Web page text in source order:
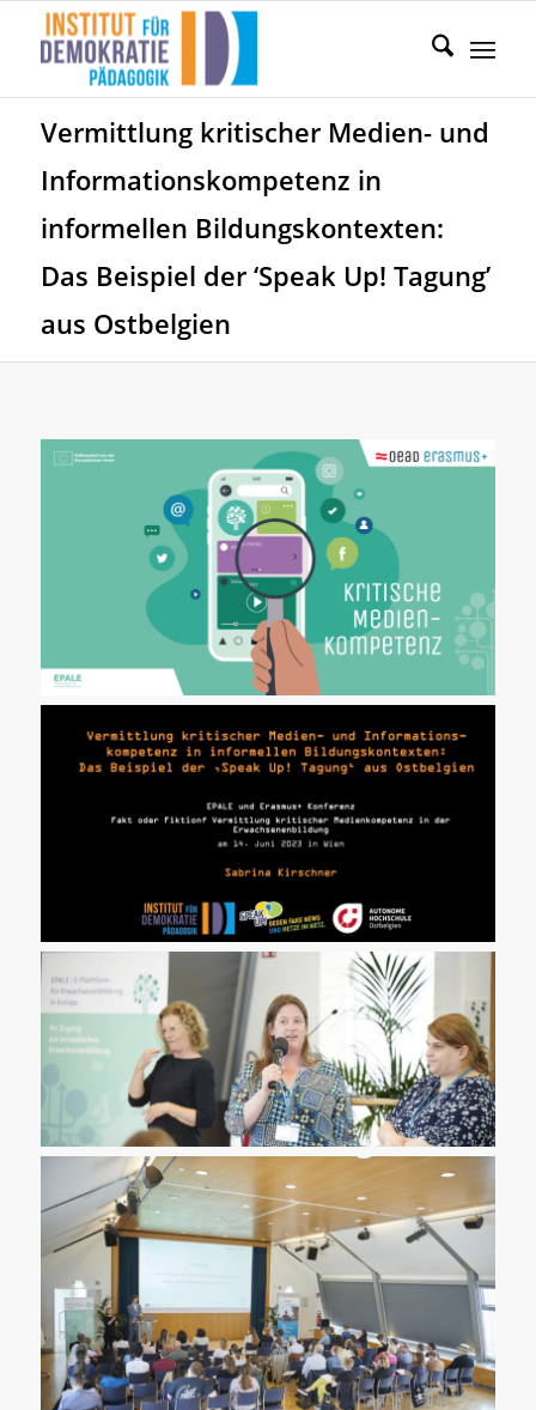
Vermittlung kritischer Medien- und
Informationskompetenz in
informellen Bildungskontexten:
Das Beispiel der ‘Speak Up! Tagung’
aus Ostbelgien